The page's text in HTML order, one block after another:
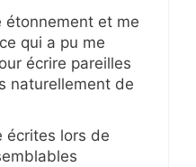
étonnement et me
qui a pu me
écrire pareilles
naturellement de
écrites lors de